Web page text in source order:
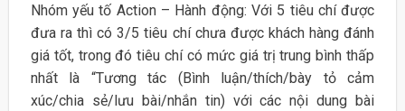
Nhóm yếu tố Action – Hành động: Với 5 tiêu chí được
đưa ra thì có 3/5 tiêu chí chưa được khách hàng đánh
giá tốt, trong đó tiêu chí có mức giá trị trung bình thấp
nhất là “Tương tác (Bình luận/thích/bày tỏ cảm
xúc/chia sẻ/lưu bài/nhắn tin) với các nội dung bài